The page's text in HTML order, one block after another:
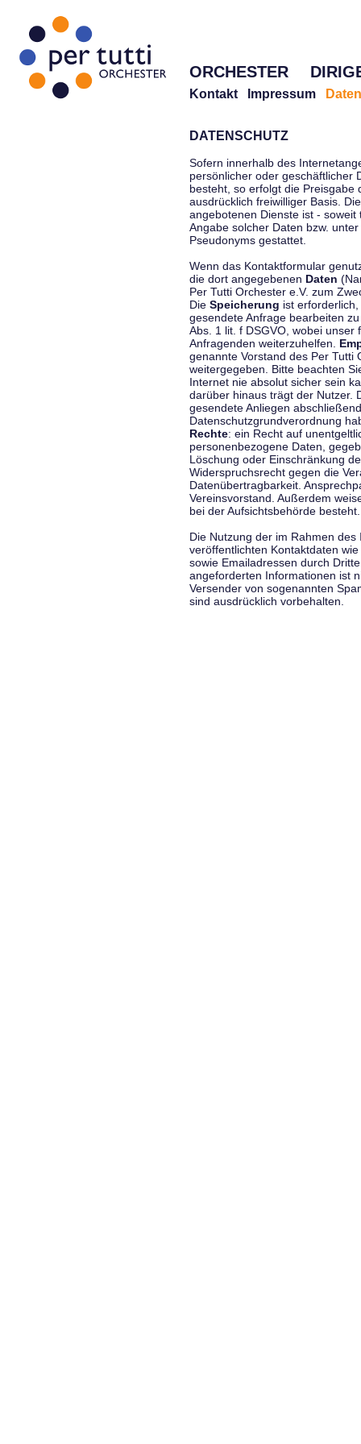
ORCHESTER
Kontakt Impressum
DATENSCHUTZ
Sofern innerhalb des
persönlicher oder geschäftlicher
besteht, so erfolgt die Preisgabe
ausdrücklich freiwilliger Basis.
angebotenen Dienste ist -
Angabe solcher Daten bzw.
Pseudonyms gestattet.
Wenn das Kontaktformular
die dort angegebenen Daten
Per Tutti Orchester e.V. zum
Die Speicherung ist
gesendete Anfrage bearbeiten
Abs. 1 lit. f DSGVO, wobei
Anfragenden weiterzuhelfen.
genannte Vorstand des Per Tutti
weitergegeben. Bitte beachten
Internet nie absolut sicher sein
darüber hinaus trägt der Nutzer.
gesendete Anliegen
Datenschutzgrundverordnung
Rechte: ein Recht auf
personenbezogene Daten,
Löschung oder Einschränkung
Widerspruchsrecht gegen die
Datenübertragbarkeit.
Vereinsvorstand. Außerdem
bei der Aufsichtsbehörde besteht.
Die Nutzung der im Rahmen
veröffentlichten Kontaktdaten
sowie Emailadressen durch
angeforderten Informationen ist
Versender von sogenannten
sind ausdrücklich vorbehalten.